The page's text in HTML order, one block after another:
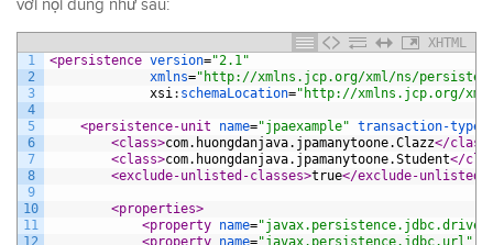
với nội dung như sau:
XHTML
1
2
3
4
5
6
7
8
9
10
11
12
<persistence version="2.1"
xmlns="http://xmlns.jcp.org/xml/ns/
xsi : schemaLocation="http://xmlns.jcp.org/
<persistence-unit name="jpaexample" transaction-type
<class>com.huongdanjava.jpamanytoone.Clazz</
<class>com.huongdanjava.jpamanytoone.Student</
<exclude-unlisted-classes>true</exclude-unlisted-
<properties>
<property name=
<property name="javax.persistence.jdbc.url"